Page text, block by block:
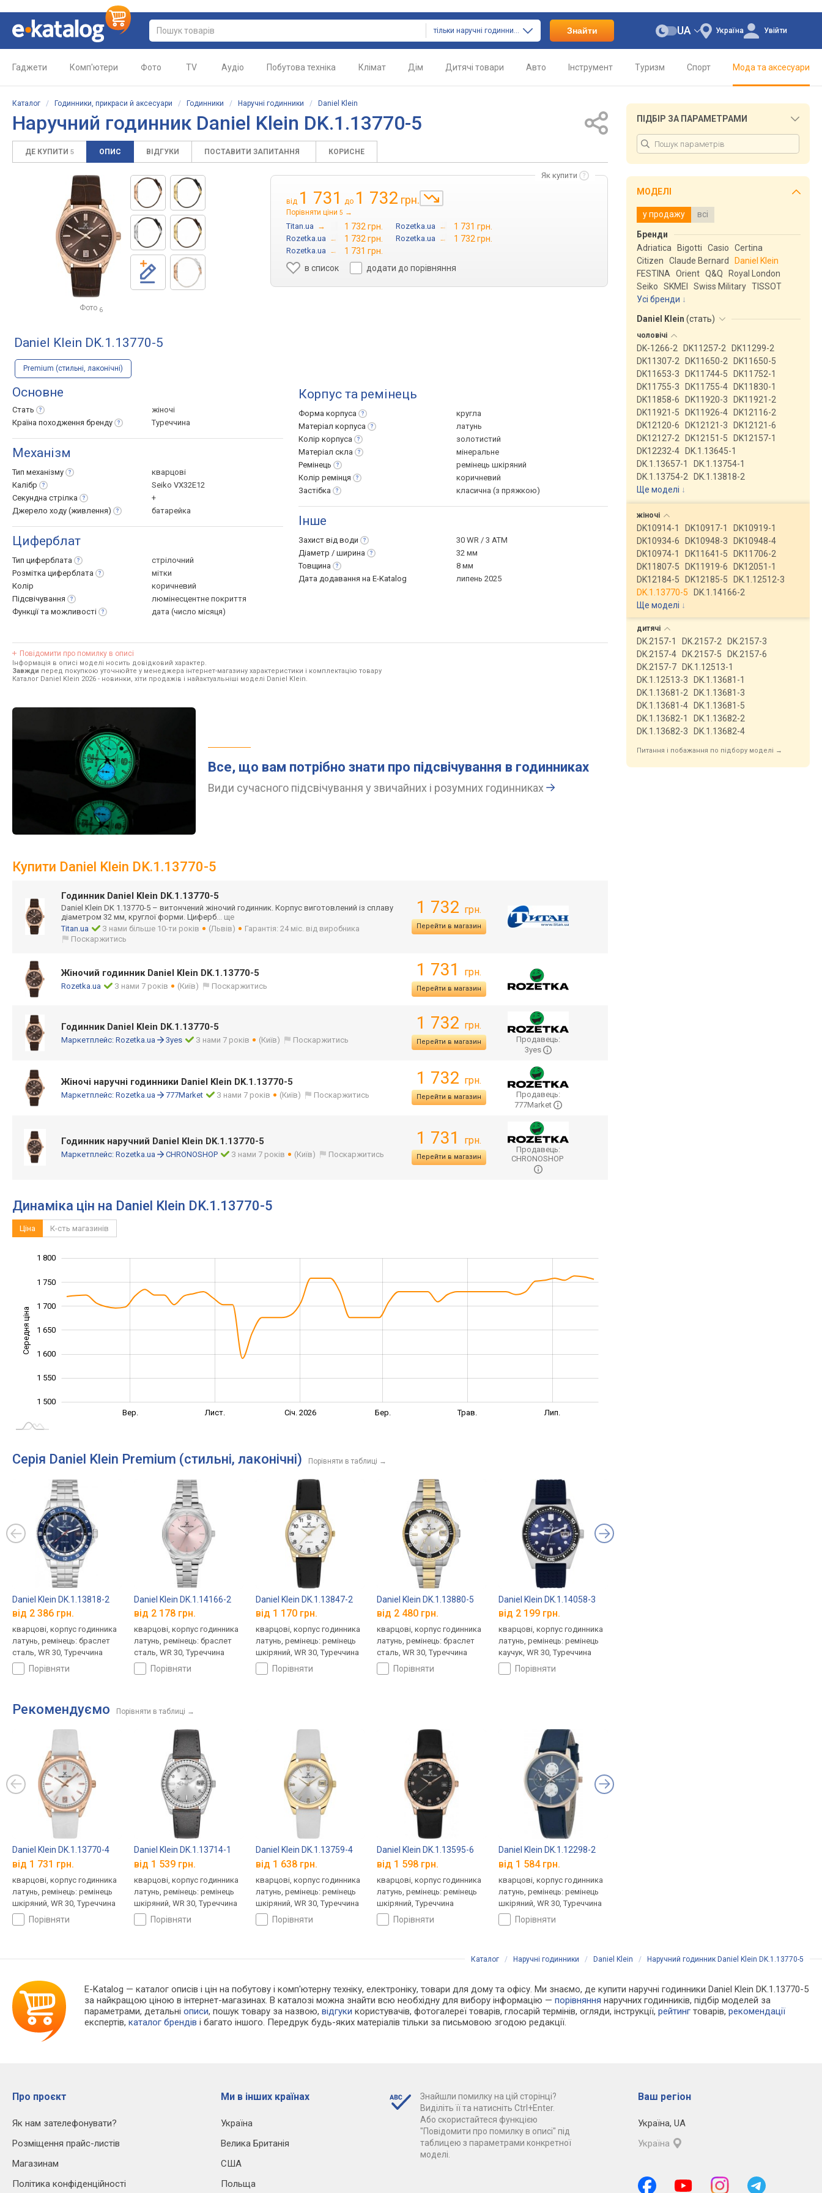
тільки наручні годинники Знайти Україна
UA Увійти
Гаджети Комп'ютери Фото TV Аудіо Побутова техніка Клімат Дім Дитячі товари Авто Інструмент Туризм Спорт Мода та аксесуари
Каталог / Годинники, прикраси й аксесуари / Годинники / Наручні годинники / Daniel Klein
Наручний годинник Daniel Klein DK.1.13770-5
ДЕ КУПИТИ 5 ОПИС ВІДГУКИ ПОСТАВИТИ ЗАПИТАННЯ КОРИСНЕ
Фото 6
Як купити
від 1 731 до 1 732 грн.
Порівняти ціни 5 →
Titan.ua → 1 732 грн. Rozetka.ua → 1 731 грн.
Rozetka.ua → 1 732 грн. Rozetka.ua → 1 732 грн.
Rozetka.ua →
1 731 грн.
в список
додати до порівняння
Daniel Klein DK.1.13770-5
Premium (стильні, лаконічні)
Основне
Стать
жіночі
Країна походження бренду Туреччина
Механізм
Тип механізму
кварцові
Калібр
Seiko VX32E12
Секундна стрілка
+
Джерело ходу (живлення) батарейка
Циферблат
Тип циферблата
стрілочний
Розмітка циферблата
мітки
Колір
коричневий
Підсвічування
люмінесцентне покриття
Функції та можливості дата (число місяця)
Корпус та ремінець
Форма корпуса
кругла
Матеріал корпуса
латунь
Колір корпуса
золотистий
Матеріал скла
мінеральне
Ремінець
ремінець шкіряний
Колір ремінця
коричневий
Застібка
класична (з пряжкою)
Інше
Захист від води
30 WR / 3 ATM
Діаметр / ширина
32 мм
Товщина
8 мм
Дата додавання на E-Katalog
липень 2025
Повідомити про помилку в описі
Інформація в описі моделі носить довідковий характер.
Завжди перед покупкою уточнюйте у менеджера інтернет-магазину характеристики і комплектацію товару
Каталог Daniel Klein 2026 - новинки, хіти продажів і найактуальніші моделі Daniel Klein.
Все, що вам потрібно знати про підсвічування в годинниках
Види сучасного підсвічування у звичайних і розумних годинниках
Купити Daniel Klein DK.1.13770-5
Годинник Daniel Klein DK.1.13770-5
Daniel Klein DK 1.13770-5 – витончений жіночий годинник. Корпус виготовлений із сплаву
діаметром 32 мм, круглої форми. Циферб... ще
Titan.ua
З нами більше 10-ти років (Львів)
Гарантія: 24 міс. від виробника
Поскаржитись
1 732 грн.
Перейти в магазин
Жіночий годинник Daniel Klein DK.1.13770-5
Rozetka.ua З нами 7 років (Київ) Поскаржитись
1 731 грн.
Перейти в магазин
Годинник Daniel Klein DK.1.13770-5
Маркетплейс: Rozetka.ua 3yes З нами 7 років (Київ) Поскаржитись
1 732 грн.
Перейти в магазин
Продавець:
3yes
Жіночі наручні годинники Daniel Klein DK.1.13770-5
Маркетплейс: Rozetka.ua 777Market З нами 7 років (Київ) Поскаржитись
1 732 грн.
Перейти в магазин
Продавець:
777Market
Годинник наручний Daniel Klein DK.1.13770-5
Маркетплейс: Rozetka.ua CHRONOSHOP З нами 7 років (Київ) Поскаржитись
1 731 грн.
Перейти в магазин
Продавець:
CHRONOSHOP
Динаміка цін на Daniel Klein DK.1.13770-5
Ціна К-сть магазинів
Середня ціна 1 500
1 500
1 550
1 600
1 650
1 700
1 750
1 800
Вер. Лист. Січ. 2026 Бер. Трав. Лип.
Серія Daniel Klein Premium (стильні, лаконічні) Порівняти в таблиці →
Daniel Klein DK.1.13818-2
від 2 386 грн.
кварцові, корпус годинника
латунь, ремінець: браслет
сталь, WR 30, Туреччина
порівняти
Daniel Klein DK.1.14166-2
від 2 178 грн.
кварцові, корпус годинника
латунь, ремінець: браслет
сталь, WR 30, Туреччина
порівняти
Daniel Klein DK.1.13847-2
від 1 170 грн.
кварцові, корпус годинника
латунь, ремінець: ремінець
шкіряний, WR 30, Туреччина
порівняти
Daniel Klein DK.1.13880-5
від 2 480 грн.
кварцові, корпус годинника
латунь, ремінець: браслет
сталь, WR 30, Туреччина
порівняти
Daniel Klein DK.1.14058-3
від 2 199 грн.
кварцові, корпус годинника
латунь, ремінець: ремінець
каучук, WR 30, Туреччина
порівняти
Рекомендуємо Порівняти в таблиці →
Daniel Klein DK.1.13770-4
від 1 731 грн.
кварцові, корпус годинника
латунь, ремінець: ремінець
шкіряний, WR 30, Туреччина
порівняти
Daniel Klein DK.1.13714-1
від 1 539 грн.
кварцові, корпус годинника
латунь, ремінець: ремінець
шкіряний, WR 30, Туреччина
порівняти
Daniel Klein DK.1.13759-4
від 1 638 грн.
кварцові, корпус годинника
латунь, ремінець: ремінець
шкіряний, WR 30, Туреччина
порівняти
Daniel Klein DK.1.13595-6
від 1 598 грн.
кварцові, корпус годинника
латунь, ремінець: ремінець
шкіряний, Туреччина
порівняти
Daniel Klein DK.1.12298-2
від 1 584 грн.
кварцові, корпус годинника
латунь, ремінець: ремінець
шкіряний, WR 30, Туреччина
порівняти
ПІДБІР ЗА ПАРАМЕТРАМИ
МОДЕЛІ
у продажу всі
Бренди
Adriatica
Bigotti Casio
Certina
Citizen
Claude Bernard
Daniel Klein
FESTINA
Orient Q&Q
Royal London
Seiko
SKMEI Swiss Military TISSOT
Усі бренди
Daniel Klein (стать)
чоловічі
DK-1266-2 DK11257-2
DK11299-2
DK11307-2
DK11650-2
DK11650-5
DK11653-3
DK11744-5
DK11752-1
DK11755-3
DK11755-4
DK11830-1
DK11858-6
DK11920-3
DK11921-2
DK11921-5
DK11926-4
DK12116-2
DK12120-6
DK12121-3
DK12121-6
DK12127-2
DK12151-5
DK12157-1
DK12232-4
DK.1.13645-1
DK.1.13657-1
DK.1.13754-1
DK.1.13754-2
DK.1.13818-2
Ще моделі ↓
жіночі
DK10914-1 DK10917-1
DK10919-1
DK10934-6
DK10948-3
DK10948-4
DK10974-1
DK11641-5
DK11706-2
DK11807-5
DK11919-6
DK12051-1
DK12184-5
DK12185-5
DK.1.12512-3
DK.1.13770-5
DK.1.14166-2
Ще моделі ↓
дитячі
DK.2157-1 DK.2157-2
DK.2157-3
DK.2157-4
DK.2157-5
DK.2157-6
DK.2157-7
DK.1.12513-1
DK.1.12513-3
DK.1.13681-1
DK.1.13681-2
DK.1.13681-3
DK.1.13681-4
DK.1.13681-5
DK.1.13682-1
DK.1.13682-2
DK.1.13682-3
DK.1.13682-4
Питання і побажання по підбору моделі →
Каталог / Наручні годинники / Daniel Klein / Наручний годинник Daniel Klein DK.1.13770-5
E-Katalog — каталог описів і цін на побутову і комп'ютерну техніку, електроніку, товари для дому та офісу. Ми знаємо, де купити наручні годинники Daniel Klein DK.1.13770-5
за найкращою ціною в інтернет-магазинах. В каталозі можна знайти всю необхідну для вибору інформацію —порівняння наручних годинників, підбір моделей за
параметрами, детальніописи, пошук товару за назвою,відгуки користувачів, фотогалереї товарів, глосарій термінів, огляди, інструкції,рейтинг товарів,рекомендації
експертів,каталог брендів і багато іншого. Передрук будь-яких матеріалів тільки за письмовою згодою редакції.
Про проєкт
Як нам зателефонувати?
Розміщення прайс-листів
Магазинам
Політика конфіденційності
Ми в інших країнах
Україна
Велика Британія
США
Польща
Знайшли помилку на цій сторінці?
Виділіть її та натисніть Ctrl+Enter.
Або скористайтеся функцією
"Повідомити про помилку в описі" під
таблицею з параметрами конкретної
моделі.
Ваш регіон
Україна, UA
Україна